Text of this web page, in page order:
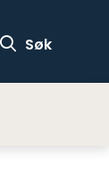
Language
Søk